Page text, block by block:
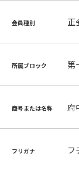
会員種別 正
所属ブロック 第
商号または名称 府
フリガナ フ